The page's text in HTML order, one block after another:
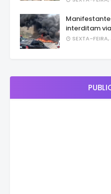
interditam
SEXTA-